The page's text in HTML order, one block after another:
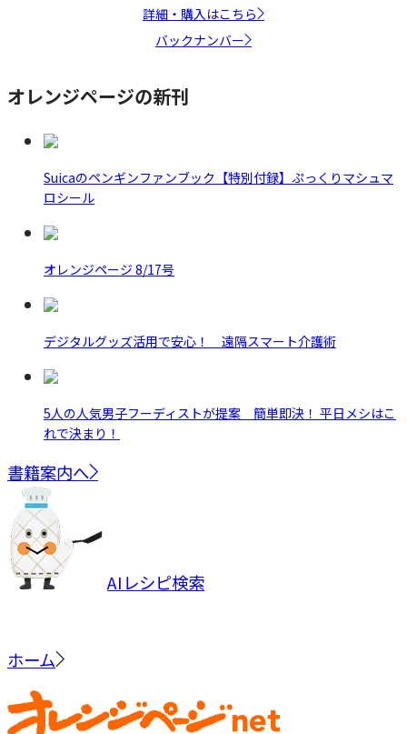
詳細・購入はこちら
バックナンバー
オレンジページの新刊
Suicaのペンギンファンブック【特別付録】ぷっくりマシュマ
ロシール
オレンジページ 8/17号
デジタルグッズ活用で安心！ 遠隔スマート介護術
5人の人気男子フーディストが提案 簡単即決！ 平日メシはこ
れで決まり！
書籍案内へ
AIレシピ検索
ホーム